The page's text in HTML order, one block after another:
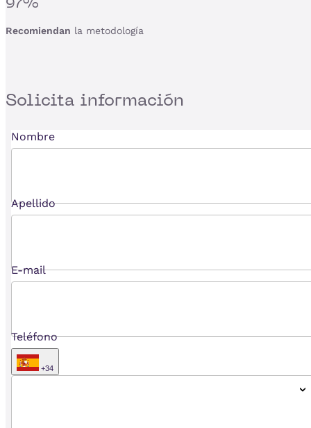
Recomiendan la metodología
Solicita información